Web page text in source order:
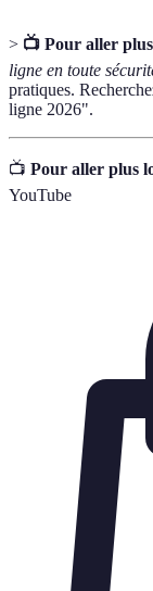
> 📺 Pour aller
ligne en toute
pratiques.
ligne 2026".
📺 Pour aller plus
YouTube